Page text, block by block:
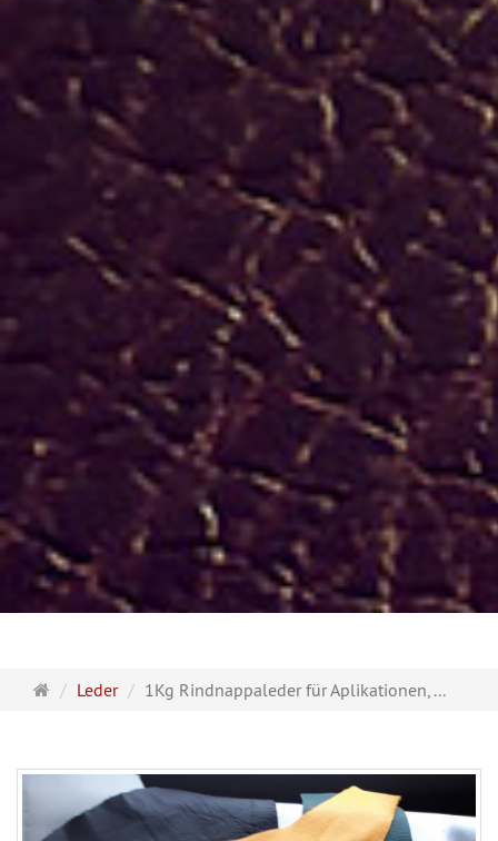
Startseite
Leder 1Kg Rindnappaleder für Aplikationen, ...